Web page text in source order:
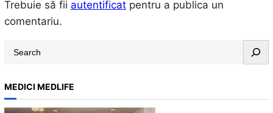
Trebuie să fii autentificatpentru a publica un
comentariu.
a
r
MEDICI MEDLIFE